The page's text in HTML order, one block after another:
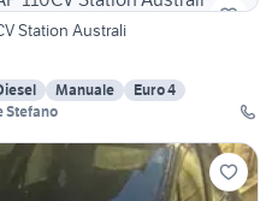
Station Australi
Manuale
Euro 4
Stefano